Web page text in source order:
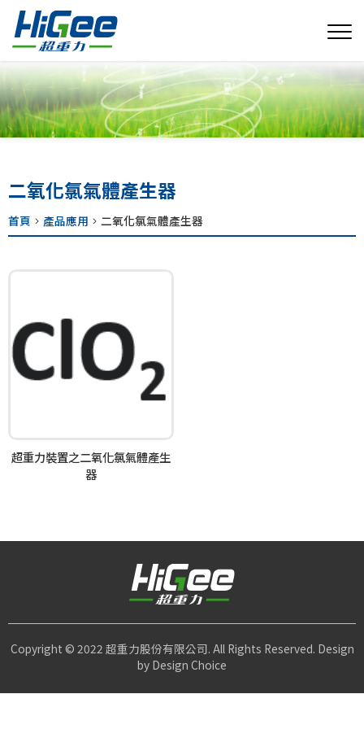
二氧化氯氣體產生器
首頁 產品應用 二氧化氯氣體產生器
超重力裝置之二氧化氯氣體產生
器
Copyright © 2022 超重力股份有限公司. All Rights Reserved. Design
by Design Choice